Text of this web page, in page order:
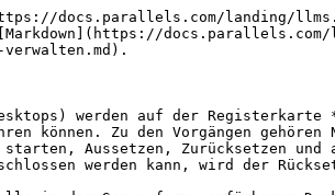
docs.parallels.com/landing/
werden auf der
können. Zu den Vorgängen
Aussetzen, Zurücksetzen
werden kann, wird der